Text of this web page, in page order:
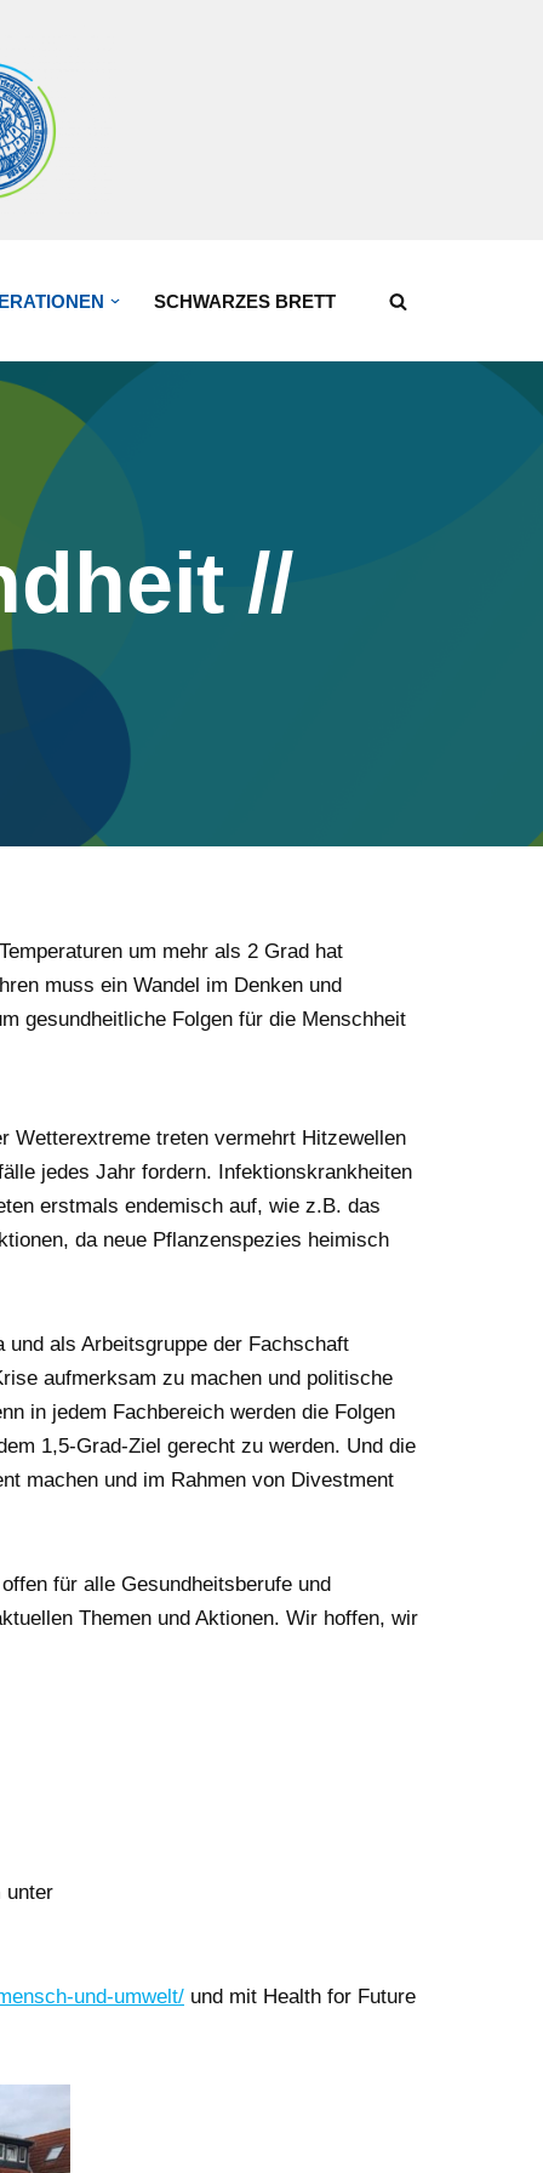
SCHWARZES BRETT
//
um mehr als 2 Grad hat
muss ein Wandel im Denken und
gesundheitliche Folgen für die Menschheit
Wetterextreme treten vermehrt Hitzewellen
jedes Jahr fordern. Infektionskrankheiten
erstmals endemisch auf, wie z.B. das
da neue Pflanzenspezies heimisch
als Arbeitsgruppe der Fachschaft
aufmerksam zu machen und politische
in jedem Fachbereich werden die Folgen
1,5-Grad-Ziel gerecht zu werden. Und die
machen und im Rahmen von Divestment
für alle Gesundheitsberufe und
Themen und Aktionen. Wir hoffen, wir
unter
und-umwelt/ und mit Health for Future